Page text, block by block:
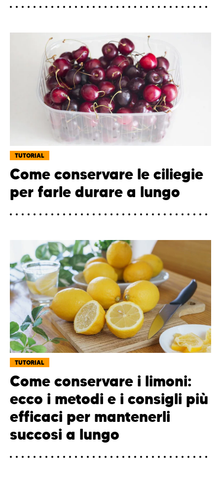
TUTORIAL
Come conservare le ciliegie
per farle durare a lungo
TUTORIAL
Come conservare i limoni:
ecco i metodi e i consigli più
efficaci per mantenerli
succosi a lungo